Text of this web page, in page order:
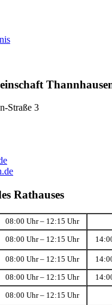
Straße 3
Rathauses
08:00 Uhr – 12:15 Uhr
08:00 Uhr – 12:15 Uhr
08:00 Uhr – 12:15 Uhr
08:00 Uhr – 12:15 Uhr
08:00 Uhr – 12:15 Uhr